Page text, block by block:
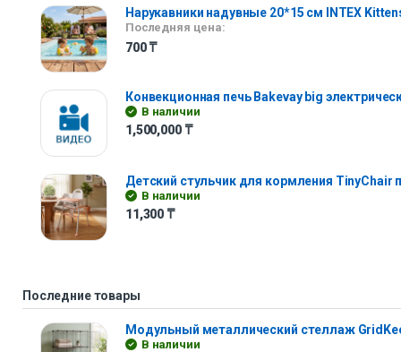
Нарукавники надувные 20*15 см INTEX
Последняя цена:
700₸
Конвекционная печь Bakevay big
В наличии
1,500,000 ₸
Детский стульчик для кормления TinyChair
В наличии
11,300 ₸
Последние товары
Модульный металлический стеллаж
В наличии